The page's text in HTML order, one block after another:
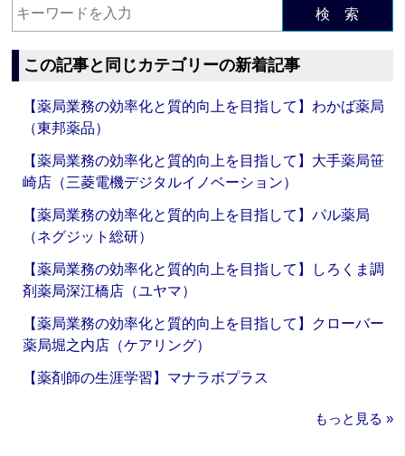
検 索
この記事と同じカテゴリーの新着記事
【薬局業務の効率化と質的向上を目指して】わかば薬局
（東邦薬品）
【薬局業務の効率化と質的向上を目指して】大手薬局笹
崎店（三菱電機デジタルイノベーション）
【薬局業務の効率化と質的向上を目指して】パル薬局
（ネグジット総研）
【薬局業務の効率化と質的向上を目指して】しろくま調
剤薬局深江橋店（ユヤマ）
【薬局業務の効率化と質的向上を目指して】クローバー
薬局堀之内店（ケアリング）
【薬剤師の生涯学習】マナラボプラス
もっと見る »